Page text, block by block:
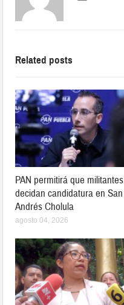
Related posts
PAN permitirá que militantes
decidan candidatura en San
Andrés Cholula
agosto 04, 2026